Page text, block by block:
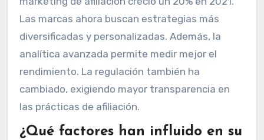
Las marcas ahora buscan estrategias más
diversificadas y personalizadas. Además, la
analítica avanzada permite medir mejor el
rendimiento. La regulación también ha
cambiado, exigiendo mayor transparencia en
las prácticas de afiliación.
¿Qué factores han influido en su